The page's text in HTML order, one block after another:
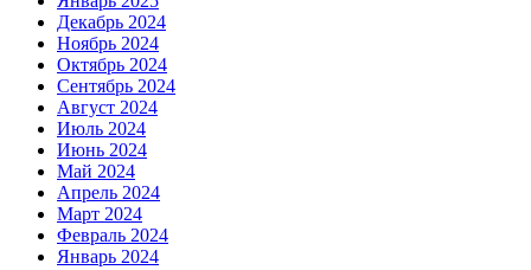
Декабрь 2024
Ноябрь 2024
Октябрь 2024
Сентябрь 2024
Август 2024
Июль 2024
Июнь 2024
Май 2024
Апрель 2024
Март 2024
Февраль 2024
Январь 2024